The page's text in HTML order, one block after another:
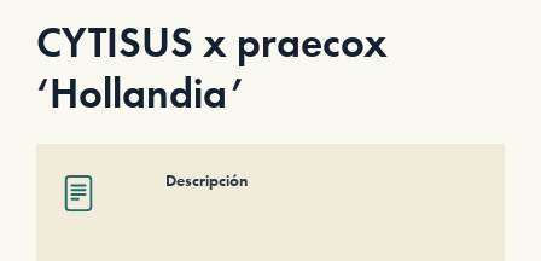
CYTISUS x praecox
‘Hollandia’
Descripción